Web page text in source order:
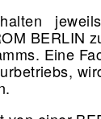
BERLIN
Eine